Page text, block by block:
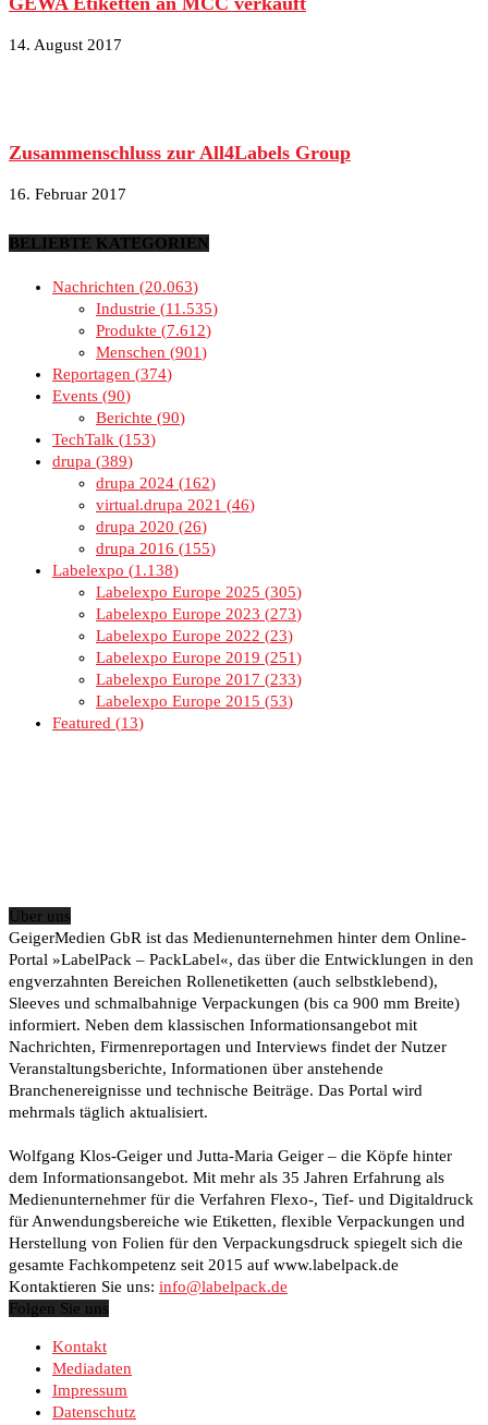
14. August 2017
Zusammenschluss zur All4Labels Group
16. Februar 2017
BELIEBTE KATEGORIEN
Nachrichten
20.063
Industrie
11.535
Produkte
7.612
Menschen
901
Reportagen
374
Events 90
Berichte
90
TechTalk
153
drupa
389
drupa 2024
162
virtual.drupa 2021
46
drupa 2020
26
drupa 2016
155
Labelexpo
1.138
Labelexpo Europe 2025
305
Labelexpo Europe 2023
273
Labelexpo Europe 2022
23
Labelexpo Europe 2019
251
Labelexpo Europe 2017
233
Labelexpo Europe 2015
53
Featured
13
Über uns
GeigerMedien GbR ist das Medienunternehmen hinter dem Online-
Portal »LabelPack – PackLabel«, das über die Entwicklungen in den
engverzahnten Bereichen Rollenetiketten (auch selbstklebend),
Sleeves und schmalbahnige Verpackungen (bis ca 900 mm Breite)
informiert. Neben dem klassischen Informationsangebot mit
Nachrichten, Firmenreportagen und Interviews findet der Nutzer
Veranstaltungsberichte, Informationen über anstehende
Branchenereignisse und technische Beiträge. Das Portal wird
mehrmals täglich aktualisiert.
Wolfgang Klos-Geiger und Jutta-Maria Geiger – die Köpfe hinter
dem Informationsangebot. Mit mehr als 35 Jahren Erfahrung als
Medienunternehmer für die Verfahren Flexo-, Tief- und Digitaldruck
für Anwendungsbereiche wie Etiketten, flexible Verpackungen und
Herstellung von Folien für den Verpackungsdruck spiegelt sich die
gesamte Fachkompetenz seit 2015 auf www.labelpack.de
Kontaktieren Sie uns: info@labelpack.de
Folgen Sie uns
Kontakt
Mediadaten
Impressum
Datenschutz